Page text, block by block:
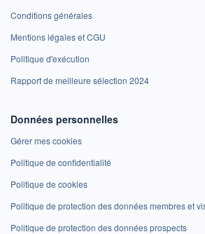
Conditions générales
Mentions légales et CGU
Politique d'exécution
Rapport de meilleure sélection 2024
Données personnelles
Gérer mes cookies
Politique de confidentialité
Politique de cookies
Politique de protection des données membres et
Politique de protection des données prospects